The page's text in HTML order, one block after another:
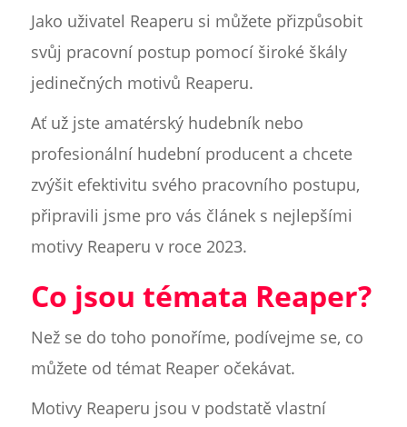
Jako uživatel Reaperu si můžete přizpůsobit
svůj pracovní postup pomocí široké škály
jedinečných motivů Reaperu.
Ať už jste amatérský hudebník nebo
profesionální hudební producent a chcete
zvýšit efektivitu svého pracovního postupu,
připravili jsme pro vás článek s nejlepšími
motivy Reaperu v roce 2023.
Co jsou témata Reaper?
Než se do toho ponoříme, podívejme se, co
můžete od témat Reaper očekávat.
Motivy Reaperu jsou v podstatě vlastní